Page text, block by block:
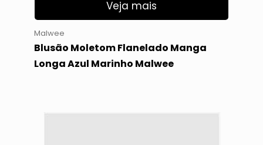
Veja mais
Malwee
Blusão Moletom Flanelado Manga
Longa Azul Marinho Malwee